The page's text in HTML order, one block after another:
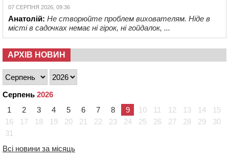
07 СЕРПНЯ 2026, 09:36
Анатолій: Не створюйте проблем вихователям. Ніде в
місті в садочках немає ні гірок, ні гойдалок, ...
АРХІВ НОВИН
Серпень 2026
1
2 3 4 5 6 7 8 9 10 11 12 13 14
15
16
17 18 19 20 21 22 23 24 25 26 27 28 29
30
31
Всі новини за місяць